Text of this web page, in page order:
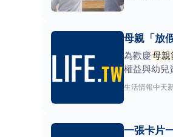
母親「放
為歡慶母親
權益與幼兒
照。（圖／
生活情報中天
一張卡片